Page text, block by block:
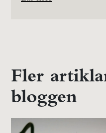
Fler
bloggen